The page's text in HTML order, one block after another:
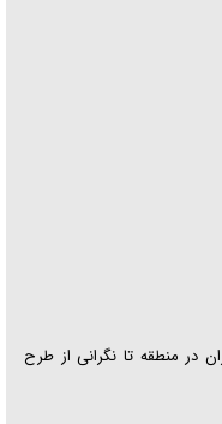
در منطقه تا نگرانی از طرح